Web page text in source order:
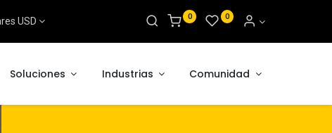
USD 0 0
Soluciones Industrias Comunidad